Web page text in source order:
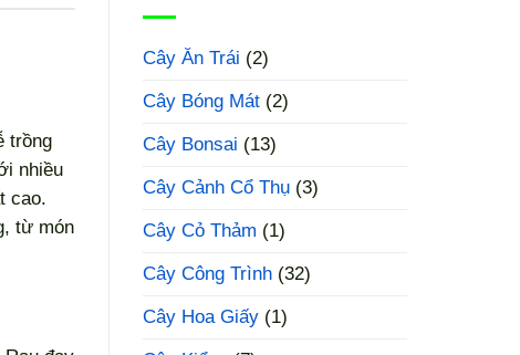
trồng
nhiều
cao.
từ món
Cây Ăn Trái (2)
Cây Bóng Mát (2)
Cây Bonsai (13)
Cây Cảnh Cổ Thụ (3)
Cây Cỏ Thảm (1)
Cây Công Trình (32)
Cây Hoa Giấy (1)